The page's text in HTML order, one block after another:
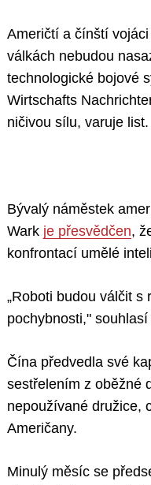
Američtí a čínští
válkách nebudou
technologické bojové
Wirtschafts
ničivou sílu, varuje list.
Bývalý náměstek
Wark je přesvědčen,
konfrontací umělé
„Roboti budou válčit s
pochybnosti,"
Čína předvedla své
sestřelením z oběžné
nepoužívané družice,
Američany.
Minulý měsíc se